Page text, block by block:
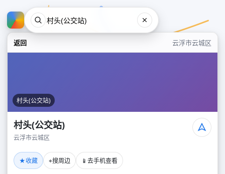
返回 云浮市云城区
村头(公交站)
村头(公交站)
云浮市云城区
★收藏 ⌖搜周边 📱 去手机查看